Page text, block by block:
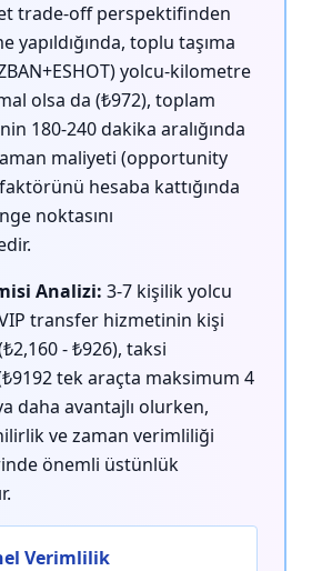
trade-off perspektifinden
yapıldığında, toplu taşıma
yolcu-kilometre
olsa da (₺972), toplam
180-240 dakika aralığında
maliyeti (opportunity
hesaba kattığında
noktasını
Analizi: 3-7 kişilik yolcu
transfer hizmetinin kişi
- ₺926), taksi
tek araçta maksimum 4
daha avantajlı olurken,
ve zaman verimliliği
önemli üstünlük
Verimlilik